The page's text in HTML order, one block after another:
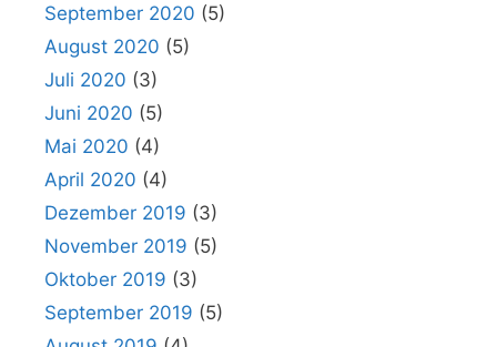
September 2020 (5)
August 2020 (5)
Juli 2020 (3)
Juni 2020 (5)
Mai 2020 (4)
April 2020 (4)
Dezember 2019 (3)
November 2019 (5)
Oktober 2019 (3)
September 2019 (5)